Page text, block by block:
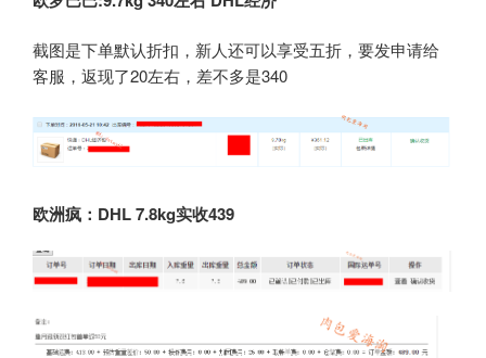
截图是下单默认折扣，新人还可以享受五折，要发申请给
客服，返现了20左右，差不多是340
欧洲疯：DHL 7.8kg实收439